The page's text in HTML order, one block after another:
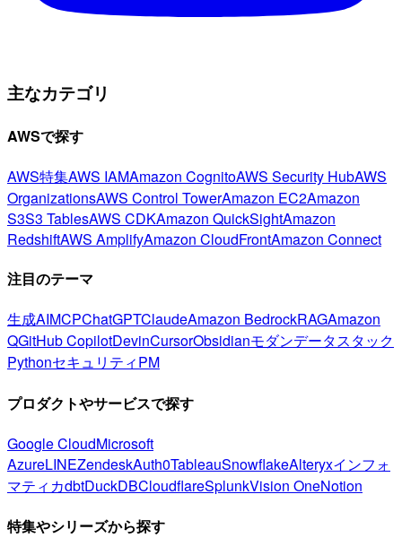
主なカテゴリ
AWSで探す
AWS特集AWS IAMAmazon CognitoAWS Security HubAWS
OrganizationsAWS Control TowerAmazon EC2Amazon
S3S3 TablesAWS CDKAmazon QuickSightAmazon
RedshiftAWS AmplifyAmazon CloudFrontAmazon Connect
注目のテーマ
生成AIMCPChatGPTClaudeAmazon BedrockRAGAmazon
QGitHub CopilotDevinCursorObsidianモダンデータスタック
PythonセキュリティPM
プロダクトやサービスで探す
Google CloudMicrosoft
AzureLINEZendeskAuth0TableauSnowflakeAlteryxインフォ
マティカdbtDuckDBCloudflareSplunkVision OneNotion
特集やシリーズから探す